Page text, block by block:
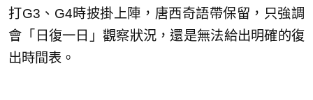
打G3、G4時披掛上陣，唐西奇語帶保留，只強調
會「日復一日」觀察狀況，還是無法給出明確的復
出時間表。